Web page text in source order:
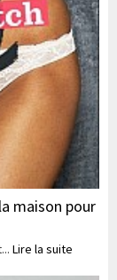
maison pour
Lire la suite